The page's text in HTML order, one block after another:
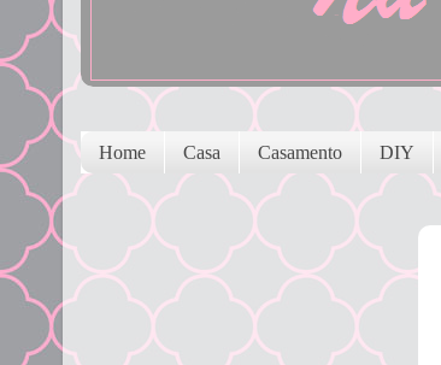
Home Casa Casamento DIY